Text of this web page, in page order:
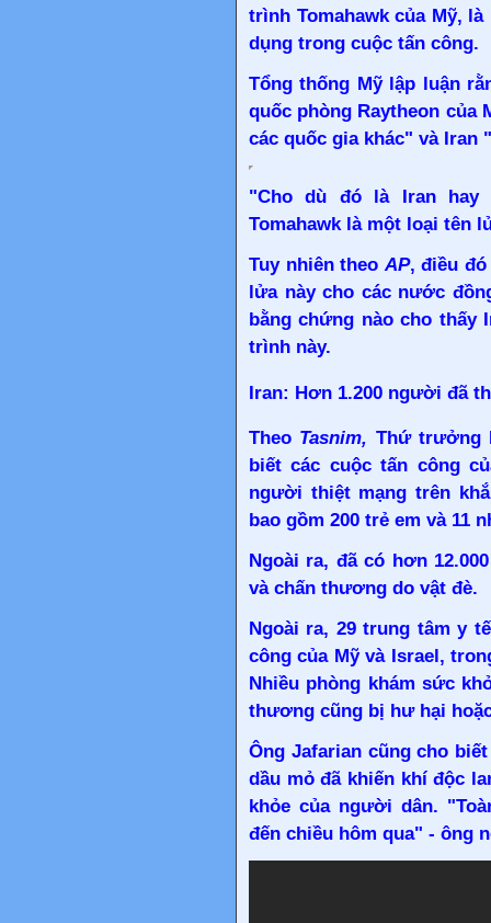
trình Tomahawk của Mỹ,
dụng trong cuộc tấn công.
Tổng thống Mỹ lập luận
quốc phòng Raytheon của
các quốc gia khác" và Iran
"Cho dù đó là Iran hay
Tomahawk là một loại tên
Tuy nhiên theo AP, điều đó
lửa này cho các nước
bằng chứng nào cho
trình này.
Iran: Hơn 1.200 người đã
Theo Tasnim, Thứ trưởng
biết các cuộc tấn công
người thiệt mạng trên
bao gồm 200 trẻ em và 11
Ngoài ra, đã có hơn
và chấn thương do vật đè.
Ngoài ra, 29 trung tâm y
công của Mỹ và Israel,
Nhiều phòng khám sức
thương cũng bị hư hại
Ông Jafarian cũng cho
dầu mỏ đã khiến khí độc
khỏe của người dân.
đến chiều hôm qua" - ông